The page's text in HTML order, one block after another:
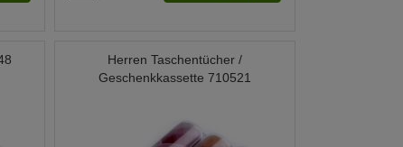
Herren Taschentücher /
Geschenkkassette 710521